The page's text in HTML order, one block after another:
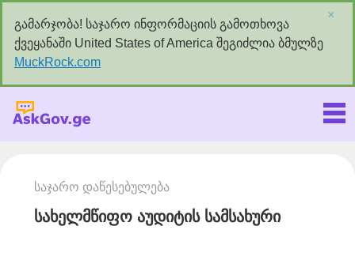
გამარჯობა! საჯარო ინფორმაციის გამოთხოვა
ქვეყანაში United States of America შეგიძლია ბმულზე
MuckRock.com
×
საჯარო დაწესებულება
სახელმწიფო აუდიტის სამსახური